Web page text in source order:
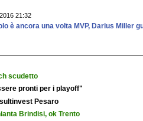
21:32
è ancora una volta MVP, Darius Miller
scudetto
pronti per i playoff"
Pesaro
Brindisi, ok Trento